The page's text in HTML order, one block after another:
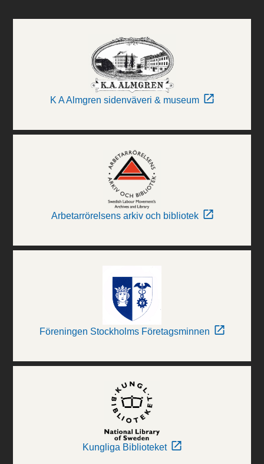
K A Almgren sidenväveri & museum
Arbetarrörelsens arkiv och bibliotek
Föreningen Stockholms Företagsminnen
Kungliga Biblioteket